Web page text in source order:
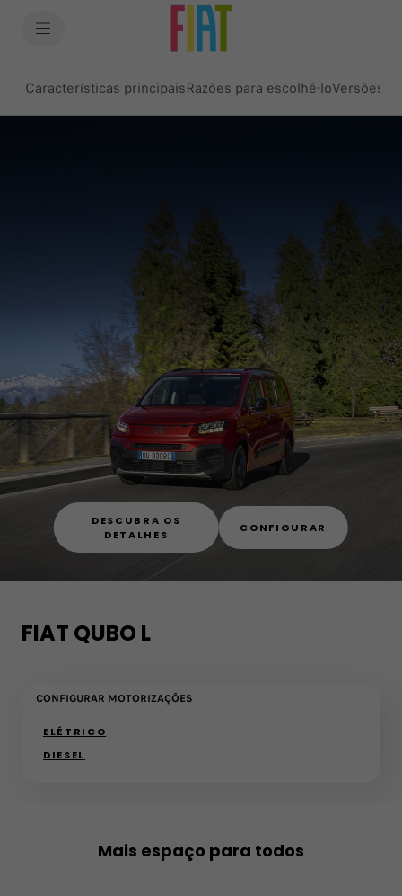
Características principaisRazões para escolhê-loVersões
DESCUBRA OS
DETALHES
CONFIGURAR
FIAT QUBO L
CONFIGURAR MOTORIZAÇÕES
(active )
ELÉTRICO
DIESEL
Mais espaço para todos